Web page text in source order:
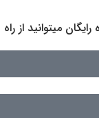
میتوانید از راه